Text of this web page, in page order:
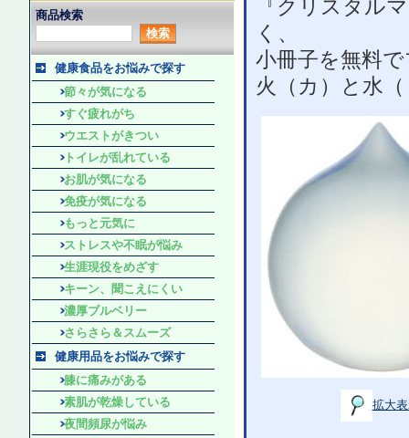
商品検索
健康食品をお悩みで探す
節々が気になる
すぐ疲れがち
ウエストがきつい
トイレが乱れている
お肌が気になる
免疫が気になる
もっと元気に
ストレスや不眠が悩み
生涯現役をめざす
キーン、聞こえにくい
濃厚ブルベリー
さらさら＆スムーズ
健康用品をお悩みで探す
膝に痛みがある
素肌が乾燥している
夜間頻尿が悩み
『クリスタル
く、
小冊子を無料
火（カ）と水
拡大